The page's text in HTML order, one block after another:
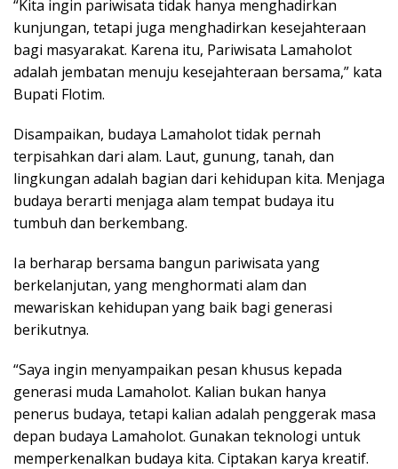
“Kita ingin pariwisata tidak hanya menghadirkan
kunjungan, tetapi juga menghadirkan kesejahteraan
bagi masyarakat. Karena itu, Pariwisata Lamaholot
adalah jembatan menuju kesejahteraan bersama,” kata
Bupati Flotim.
Disampaikan, budaya Lamaholot tidak pernah
terpisahkan dari alam. Laut, gunung, tanah, dan
lingkungan adalah bagian dari kehidupan kita. Menjaga
budaya berarti menjaga alam tempat budaya itu
tumbuh dan berkembang.
Ia berharap bersama bangun pariwisata yang
berkelanjutan, yang menghormati alam dan
mewariskan kehidupan yang baik bagi generasi
berikutnya.
“Saya ingin menyampaikan pesan khusus kepada
generasi muda Lamaholot. Kalian bukan hanya
penerus budaya, tetapi kalian adalah penggerak masa
depan budaya Lamaholot. Gunakan teknologi untuk
memperkenalkan budaya kita. Ciptakan karya kreatif.